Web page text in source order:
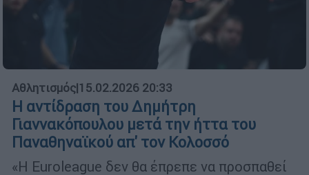
Αθλητισμός|15.02.2026 20:33
Η αντίδραση του Δημήτρη
Γιαννακόπουλου μετά την ήττα του
Παναθηναϊκού απ' τον Κολοσσό
«Η Euroleague δεν θα έπρεπε να προσπαθεί